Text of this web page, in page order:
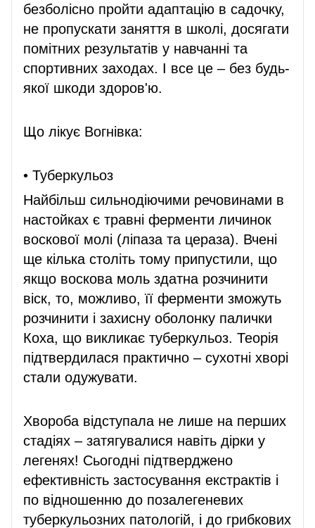
безболісно пройти адаптацію в садочку,
не пропускати заняття в школі, досягати
помітних результатів у навчанні та
спортивних заходах. І все це – без будь-
якої шкоди здоров'ю.
Що лікує Вогнівка:
• Туберкульоз
Найбільш сильнодіючими речовинами в
настойках є травні ферменти личинок
воскової молі (ліпаза та цераза). Вчені
ще кілька століть тому припустили, що
якщо воскова моль здатна розчинити
віск, то, можливо, її ферменти зможуть
розчинити і захисну оболонку палички
Коха, що викликає туберкульоз. Теорія
підтвердилася практично – сухотні хворі
стали одужувати.
Хвороба відступала не лише на перших
стадіях – затягувалися навіть дірки у
легенях! Сьогодні підтверджено
ефективність застосування екстрактів і
по відношенню до позалегеневих
туберкульозних патологій, і до грибкових